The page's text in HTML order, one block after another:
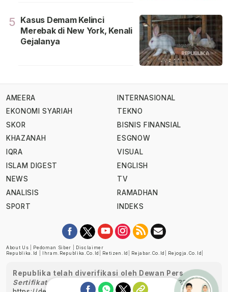
5 Kasus Demam Kelinci
Merebak di New York, Kenali
Gejalanya
AMEERA
EKONOMI SYARIAH
SKOR
KHAZANAH
IQRA
ISLAM DIGEST
NEWS
ANALISIS
SPORT
INTERNASIONAL
TEKNO
BISNIS FINANSIAL
ESGNOW
VISUAL
ENGLISH
TV
RAMADHAN
INDEKS
About Us Pedoman Siber
Disclaimer
Republika.id
Ihram.republika.co.id Retizen.id Rejabar.co.id Rejogja.co.id
Republika telah diverifikasi oleh Dewan Pers
Sertifikat Nomor 1058/DP-Verifikasi/K/XII/2022